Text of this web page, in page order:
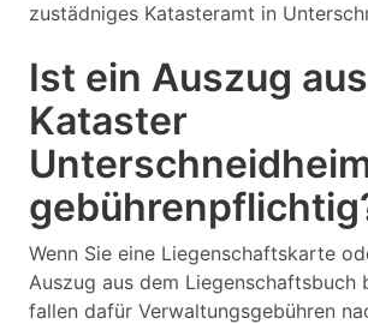
zustädniges Katasteramt in
Ist ein Auszug
Kataster
Wenn Sie eine Liegenschaftskarte
Auszug aus dem Liegenschaftsbuch
fallen dafür Verwaltungsgebühren